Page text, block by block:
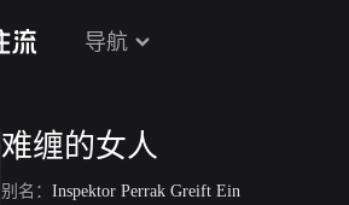
导航
难缠的女人
别名： Inspektor Perrak Greift Ein